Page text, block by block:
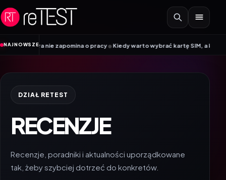
Przejdź do treści
NAJNOWSZE
o pracy•Kiedy warto wybrać kartę SIM, a kiedy kartę eSIM?
DZIAŁ RETEST
RECENZJE
Recenzje, poradniki i aktualności uporządkowane
tak, żeby szybciej dotrzeć do konkretów.